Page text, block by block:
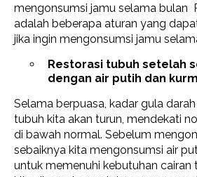
mengonsumsi jamu selama bulan
adalah beberapa aturan yang
jika ingin mengonsumsi jamu
Restorasi tubuh setelah
dengan air putih dan
Selama berpuasa, kadar gula
tubuh kita akan turun, mendekati
di bawah normal. Sebelum
sebaiknya kita mengonsumsi air
untuk memenuhi kebutuhan cairan